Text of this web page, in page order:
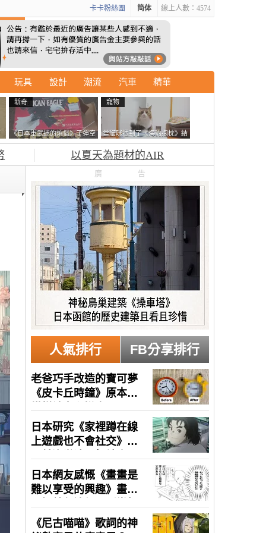
線上人數：4574
简体
卡卡粉絲團
玩具 設計 潮流 汽車 精華
新奇
《日本軍武迷的煩惱》子彈空
盒在日本超級貴 美國網友直
寵物
當貓咪遇到了《海豹抱枕》結
果玩了10天後，海豹一整個走
鐘笑翻網友
以夏天為題材的AIR
廣告
人氣排行 FB分享排行